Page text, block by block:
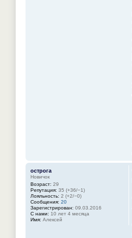
острога
Новичок
Возраст: 29
Репутация: 35 (+36/−1)
Лояльность: 2 (+2/−0)
Сообщения: 20
Зарегистрирован: 09.03.2016
С нами: 10 лет 4 месяца
Имя: Алексей